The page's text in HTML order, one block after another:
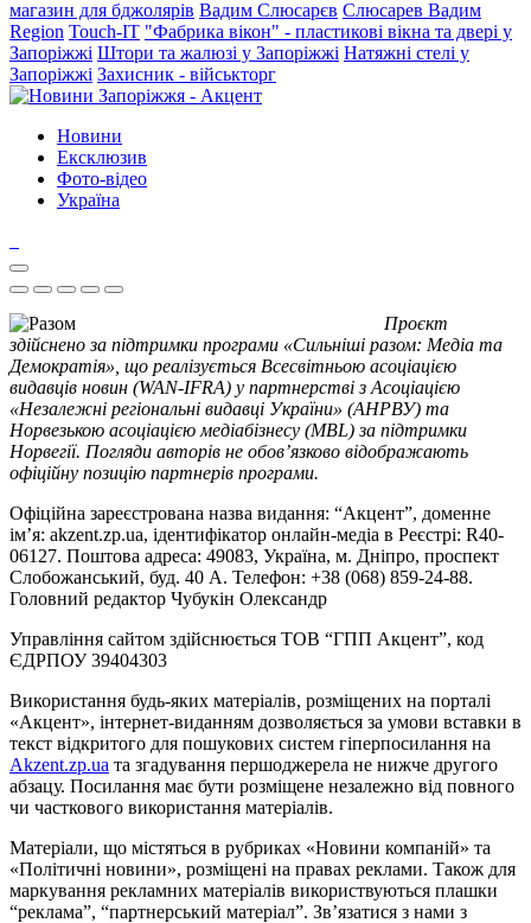
магазин для бджолярів Вадим Слюсарєв Слюсарев Вадим
Region Touch-IT "Фабрика вікон" - пластикові вікна та двері у
Запоріжжі Штори та жалюзі у Запоріжжі Натяжні стелі у
Запоріжжі Захисник - військторг
Новини
Ексклюзив
Фото-відео
Україна
Проєкт
здійснено за підтримки програми «Сильніші разом: Медіа та
Демократія», що реалізується Всесвітньою асоціацією
видавців новин (WAN-IFRA) у партнерстві з Асоціацією
«Незалежні регіональні видавці України» (АНРВУ) та
Норвезькою асоціацією медіабізнесу (MBL) за підтримки
Норвегії. Погляди авторів не обов’язково відображають
офіційну позицію партнерів програми.
Офіційна зареєстрована назва видання: “Акцент”, доменне
ім’я: akzent.zp.ua, ідентифікатор онлайн-медіа в Реєстрі: R40-
06127. Поштова адреса: 49083, Україна, м. Дніпро, проспект
Слобожанський, буд. 40 А. Телефон: +38 (068) 859-24-88.
Головний редактор Чубукін Олександр
Управління сайтом здійснюється ТОВ “ГПП Акцент”, код
ЄДРПОУ 39404303
Використання будь-яких матеріалів, розміщених на порталі
«Акцент», інтернет-виданням дозволяється за умови вставки в
текст відкритого для пошукових систем гіперпосилання на
Akzent.zp.ua та згадування першоджерела не нижче другого
абзацу. Посилання має бути розміщене незалежно від повного
чи часткового використання матеріалів.
Матеріали, що містяться в рубриках «Новини компаній» та
«Політичні новини», розміщені на правах реклами. Також для
маркування рекламних матеріалів використвуються плашки
“реклама”, “партнерський матеріал”. Зв’язатися з нами з